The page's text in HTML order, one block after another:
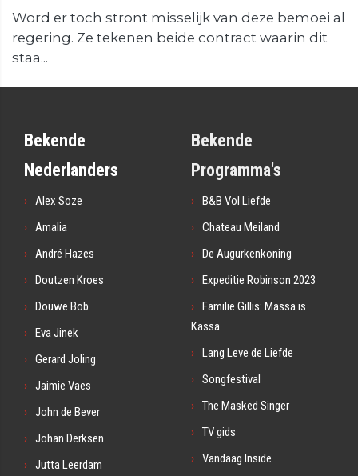
Word er toch stront misselijk van deze bemoei al
regering. Ze tekenen beide contract waarin dit
staa...
Bekende
Nederlanders
Alex Soze
Amalia
André Hazes
Doutzen Kroes
Douwe Bob
Eva Jinek
Gerard Joling
Jaimie Vaes
John de Bever
Johan Derksen
Jutta Leerdam
Bekende
Programma's
B&B Vol Liefde
Chateau Meiland
De Augurkenkoning
Expeditie Robinson 2023
Familie Gillis: Massa is
Kassa
Lang Leve de Liefde
Songfestival
The Masked Singer
TV gids
Vandaag Inside